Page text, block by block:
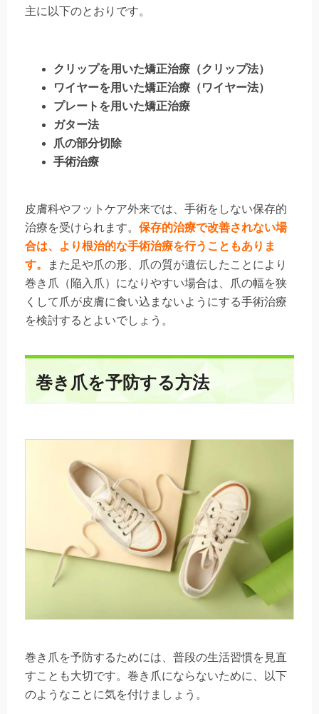
主に以下のとおりです。
クリップを用いた矯正治療（クリップ法）
ワイヤーを用いた矯正治療（ワイヤー法）
プレートを用いた矯正治療
ガター法
爪の部分切除
手術治療
皮膚科やフットケア外来では、手術をしない保存的
治療を受けられます。 保存的治療で改善されない場
合は、より根治的な手術治療を行うこともありま
す。
また足や爪の形、爪の質が遺伝したことにより
巻き爪（陥入爪）になりやすい場合は、爪の幅を狭
くして爪が皮膚に食い込まないようにする手術治療
を検討するとよいでしょう。
巻き爪を予防する方法
巻き爪を予防するためには、普段の生活習慣を見直
すことも大切です。巻き爪にならないために、以下
のようなことに気を付けましょう。